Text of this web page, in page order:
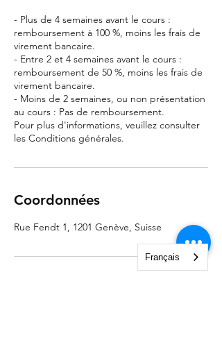
- Plus de 4 semaines avant le cours :
remboursement à 100 %, moins les frais de
virement bancaire.
- Entre 2 et 4 semaines avant le cours :
remboursement de 50 %, moins les frais de
virement bancaire.
- Moins de 2 semaines, ou non présentation
au cours : Pas de remboursement.
Pour plus d'informations, veuillez consulter
les Conditions générales.
Coordonnées
Rue Fendt 1, 1201 Genève, Suisse
Français